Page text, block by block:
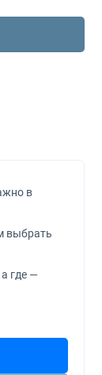
в
выбрать
где —